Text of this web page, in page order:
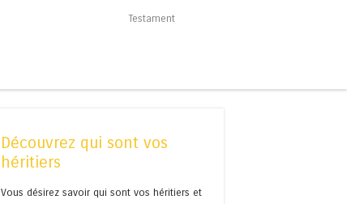
Testament
Découvrez qui sont vos
héritiers
Vous désirez savoir qui sont vos héritiers et